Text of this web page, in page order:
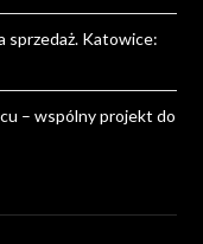
sprzedaż. Katowice:
– wspólny projekt do